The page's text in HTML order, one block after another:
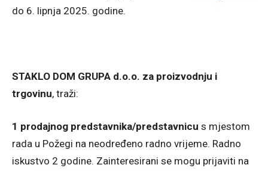
do 6. lipnja 2025. godine.
STAKLO DOM GRUPA d.o.o. za proizvodnju i
trgovinu, traži:
1 prodajnog predstavnika/predstavnicu s mjestom
rada u Požegi na neodređeno radno vrijeme. Radno
iskustvo 2 godine. Zainteresirani se mogu prijaviti na